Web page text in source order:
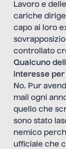
Lavoro e
cariche
capo ai loro
controllato
Qualcuno
interesse
No. Pur
mail ogni
quello che
sono stato
nemico
ufficiale che